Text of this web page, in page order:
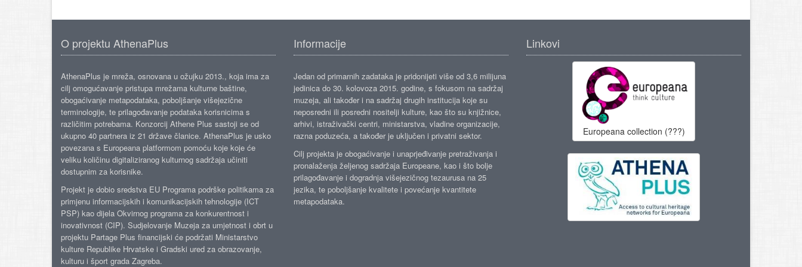
O projektu AthenaPlus
AthenaPlus je mreža, osnovana u ožujku 2013., koja ima za
cilj omogućavanje pristupa mrežama kulturne baštine,
obogaćivanje metapodataka, poboljšanje višejezične
terminologije, te prilagođavanje podataka korisnicima s
različitim potrebama. Konzorcij Athene Plus sastoji se od
ukupno 40 partnera iz 21 države članice. AthenaPlus je usko
povezana s Europeana platformom pomoću koje koje će
veliku količinu digitaliziranog kulturnog sadržaja učiniti
dostupnim za korisnike.
Projekt je dobio sredstva EU Programa podrške politikama za
primjenu informacijskih i komunikacijskih tehnologije (ICT
PSP) kao dijela Okvirnog programa za konkurentnost i
inovativnost (CIP). Sudjelovanje Muzeja za umjetnost i obrt u
projektu Partage Plus financijski će podržati Ministarstvo
kulture Republike Hrvatske i Gradski ured za obrazovanje,
kulturu i šport grada Zagreba.
Informacije
Jedan od primarnih zadataka je pridonijeti više od 3,6 milijuna
jedinica do 30. kolovoza 2015. godine, s fokusom na sadržaj
muzeja, ali također i na sadržaj drugih institucija koje su
neposredni ili posredni nositelji kulture, kao što su knjižnice,
arhivi, istraživački centri, ministarstva, vladine organizacije,
razna poduzeća, a također je uključen i privatni sektor.
Cilj projekta je obogaćivanje i unaprjeđivanje pretraživanja i
pronalaženja željenog sadržaja Europeane, kao i što bolje
prilagođavanje i dogradnja višejezičnog tezaurusa na 25
jezika, te poboljšanje kvalitete i povećanje kvantitete
metapodataka.
Linkovi
Europeana collection (???)